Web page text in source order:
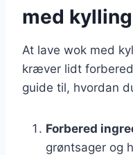
med
At lave wok med
kræver lidt
guide til, hvordan
Forbered
grøntsager og